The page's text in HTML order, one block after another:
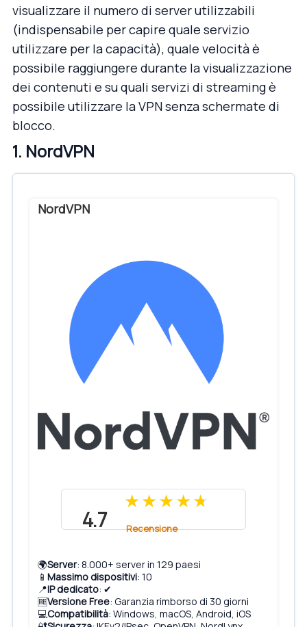
visualizzare il numero di server utilizzabili
(indispensabile per capire quale servizio
utilizzare per la capacità), quale velocità è
possibile raggiungere durante la visualizzazione
dei contenuti e su quali servizi di streaming è
possibile utilizzare la VPN senza schermate di
blocco.
1. NordVPN
NordVPN
4.7 Recensione
🌍Server: 8.000+ server in 129 paesi
📱 Massimo dispositivi: 10
📍IP dedicato: ✔
🆓Versione Free: Garanzia rimborso di 30 giorni
💻Compatibilità: Windows, macOS, Android, iOS